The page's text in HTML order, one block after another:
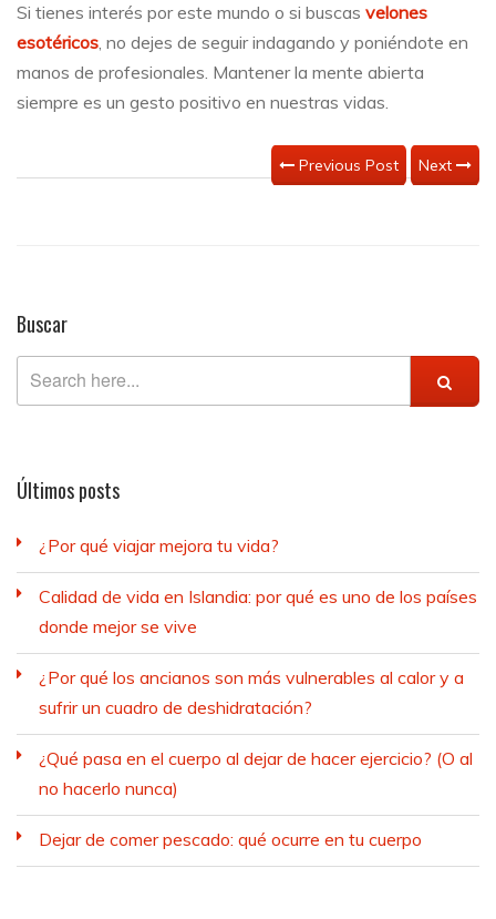
Si tienes interés por este mundo o si buscas velones
esotéricos, no dejes de seguir indagando y poniéndote en
manos de profesionales. Mantener la mente abierta
siempre es un gesto positivo en nuestras vidas.
Previous Post Next
Buscar
Últimos posts
¿Por qué viajar mejora tu vida?
Calidad de vida en Islandia: por qué es uno de los países
donde mejor se vive
¿Por qué los ancianos son más vulnerables al calor y a
sufrir un cuadro de deshidratación?
¿Qué pasa en el cuerpo al dejar de hacer ejercicio? (O al
no hacerlo nunca)
Dejar de comer pescado: qué ocurre en tu cuerpo